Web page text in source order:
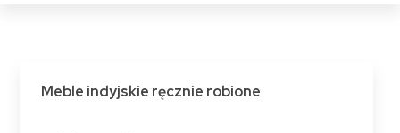
Meble indyjskie ręcznie robione